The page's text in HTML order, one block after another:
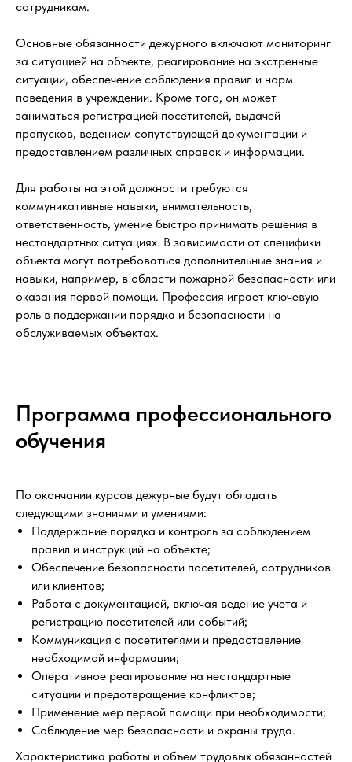
сотрудникам.
Основные обязанности дежурного включают мониторинг
за ситуацией на объекте, реагирование на экстренные
ситуации, обеспечение соблюдения правил и норм
поведения в учреждении. Кроме того, он может
заниматься регистрацией посетителей, выдачей
пропусков, ведением сопутствующей документации и
предоставлением различных справок и информации.
Для работы на этой должности требуются
коммуникативные навыки, внимательность,
ответственность, умение быстро принимать решения в
нестандартных ситуациях. В зависимости от специфики
объекта могут потребоваться дополнительные знания и
навыки, например, в области пожарной безопасности или
оказания первой помощи. Профессия играет ключевую
роль в поддержании порядка и безопасности на
обслуживаемых объектах.
Программа профессионального
обучения
По окончании курсов дежурные будут обладать
следующими знаниями и умениями:
Поддержание порядка и контроль за соблюдением
правил и инструкций на объекте;
Обеспечение безопасности посетителей, сотрудников
или клиентов;
Работа с документацией, включая ведение учета и
регистрацию посетителей или событий;
Коммуникация с посетителями и предоставление
необходимой информации;
Оперативное реагирование на нестандартные
ситуации и предотвращение конфликтов;
Применение мер первой помощи при необходимости;
Соблюдение мер безопасности и охраны труда.
Характеристика работы и объем трудовых обязанностей